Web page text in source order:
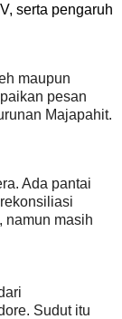
serta pengaruh
maupun
pesan
Majapahit.
Ada pantai
namun masih
Sudut itu